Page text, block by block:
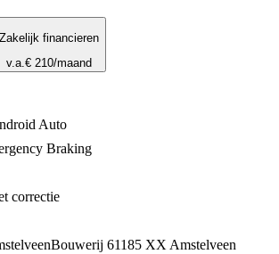
Zakelijk financieren
v.a.€ 210/maand
Auto
Braking
correctie
Bouwerij 61185 XX Amstelveen